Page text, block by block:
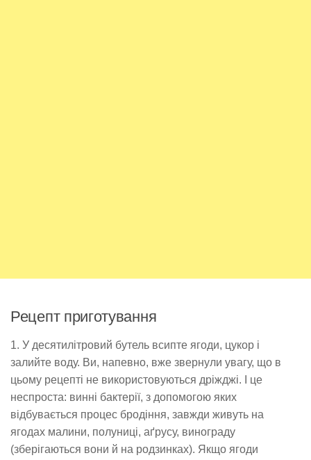
Рецепт приготування
1. У десятилітровий бутель всипте ягоди, цукор і
залийте воду. Ви, напевно, вже звернули увагу, що в
цьому рецепті не використовуються дріжджі. І це
неспроста: винні бактерії, з допомогою яких
відбувається процес бродіння, завжди живуть на
ягодах малини, полуниці, аґрусу, винограду
(зберігаються вони й на родзинках). Якщо ягоди